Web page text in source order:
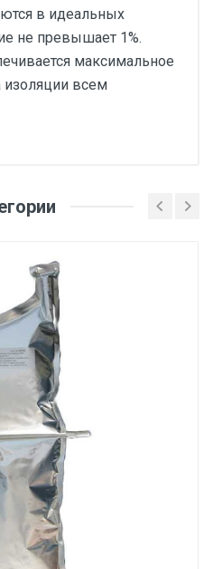
в идеальных
не превышает 1%.
максимальное
изоляции всем